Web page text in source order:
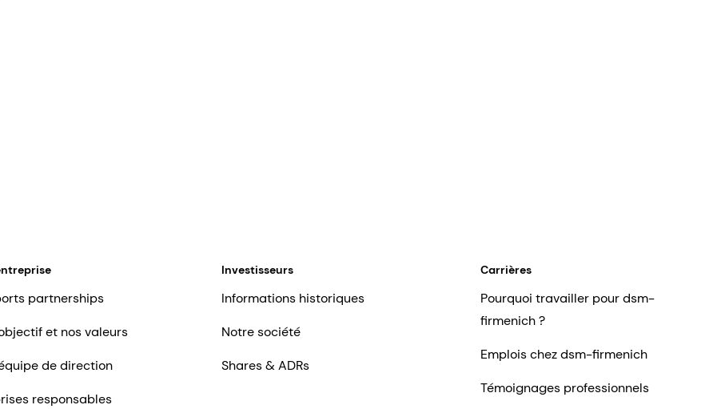
partnerships
et nos valeurs
de direction
responsables
Investisseurs
Informations historiques
Notre société
Shares & ADRs
Carrières
Pourquoi travailler pour dsm-
firmenich ?
Emplois chez dsm-firmenich
Témoignages professionnels